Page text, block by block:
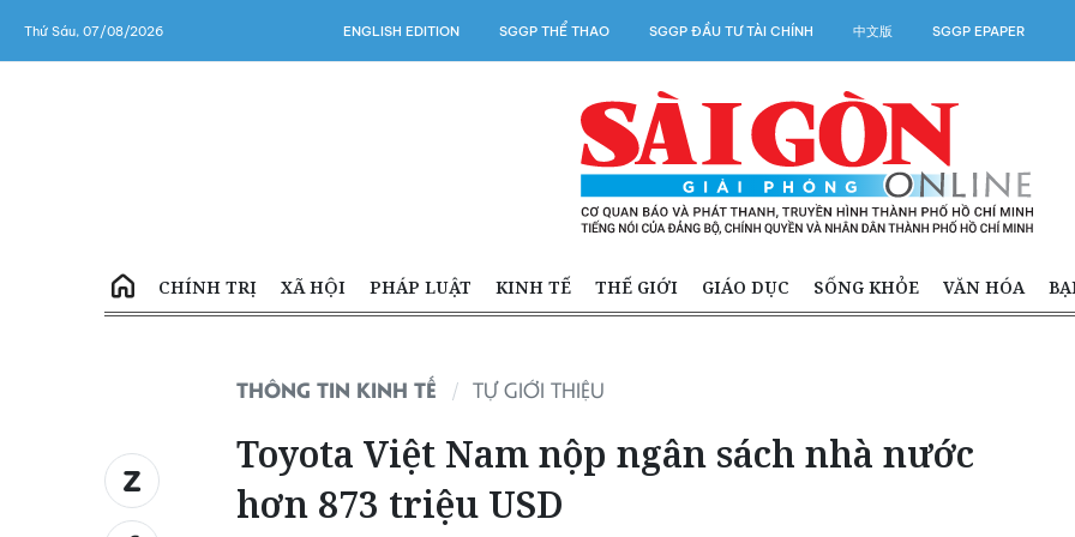
Thứ Sáu, 07/08/2026 ENGLISH EDITION SGGP THỂ THAO SGGP ĐẦU TƯ TÀI CHÍNH 中文版 SGGP EPAPER
CHÍNH TRỊ XÃ HỘI PHÁP LUẬT KINH TẾ THẾ GIỚI GIÁO DỤC SỐNG KHỎE VĂN HÓA
THÔNG TIN KINH TẾ TỰ GIỚI THIỆU
Toyota Việt Nam nộp ngân sách nhà nước
hơn 873 triệu USD